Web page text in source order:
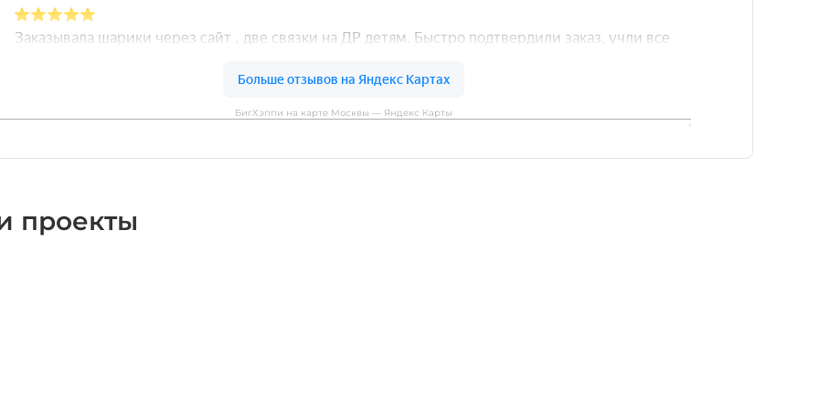
БигХэппи на карте Москвы — Яндекс Карты
проекты